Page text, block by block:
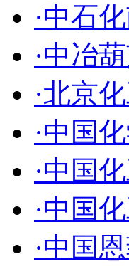
·中石
·中冶
·北京
·中国
·中国
·中国
·中国